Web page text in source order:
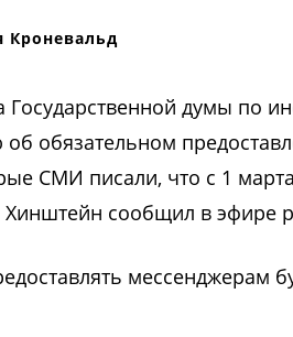
Кроневальд
Государственной думы по
обязательном
СМИ писали, что с 1
сообщил в эфире
мессенджерам